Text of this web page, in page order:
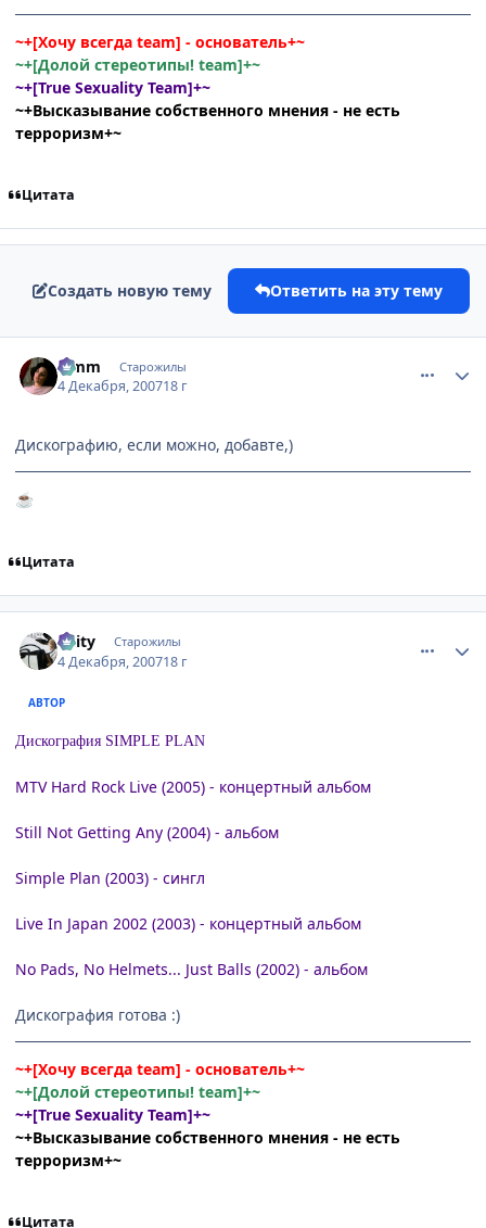
~+[Хочу всегда team] - основатель+~
~+[Долой стереотипы! team]+~
~+[True Sexuality Team]+~
~+Высказывание собственного мнения - не есть
терроризм+~
Цитата
Создать новую тему Ответить на эту тему
Limm Старожилы
4 Декабря, 200718 г
Дискографию, если можно, добавте,)
☕
Цитата
Keity Старожилы
4 Декабря, 200718 г
АВТОР
Дискография SIMPLE PLAN
MTV Hard Rock Live (2005) - концертный альбом
Still Not Getting Any (2004) - альбом
Simple Plan (2003) - сингл
Live In Japan 2002 (2003) - концертный альбом
No Pads, No Helmets... Just Balls (2002) - альбом
Дискография готова :)
~+[Хочу всегда team] - основатель+~
~+[Долой стереотипы! team]+~
~+[True Sexuality Team]+~
~+Высказывание собственного мнения - не есть
терроризм+~
Цитата